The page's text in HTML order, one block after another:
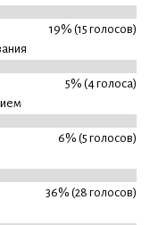
19% (15 голосов)
5% (4 голоса)
6% (5 голосов)
36% (28 голосов)